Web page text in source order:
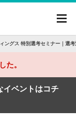
ングス 特別選考セミナー｜選
た。
イベントはコチ